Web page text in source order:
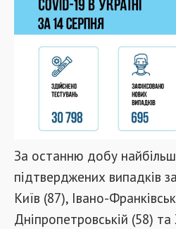
За останню добу
підтверджених випадків
Київ (87), Івано-
Дніпропетровській (58) та